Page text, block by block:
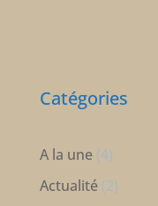
Catégories
A la une(4)
Actualité(2)